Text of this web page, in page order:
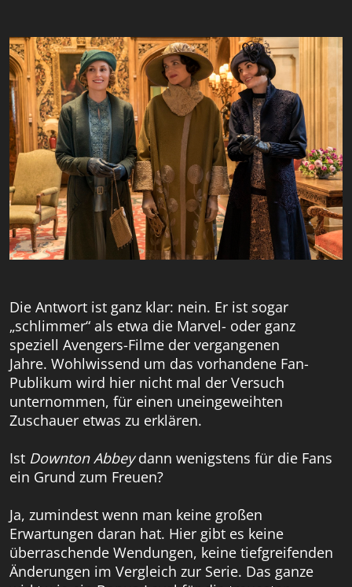
Die Antwort ist ganz klar: nein. Er ist sogar
„schlimmer“ als etwa die Marvel- oder ganz
speziell Avengers-Filme der vergangenen
Jahre. Wohlwissend um das vorhandene Fan-
Publikum wird hier nicht mal der Versuch
unternommen, für einen uneingeweihten
Zuschauer etwas zu erklären.
Ist Downton Abbeydann wenigstens für die Fans
ein Grund zum Freuen?
Ja, zumindest wenn man keine großen
Erwartungen daran hat. Hier gibt es keine
überraschende Wendungen, keine tiefgreifenden
Änderungen im Vergleich zur Serie. Das ganze